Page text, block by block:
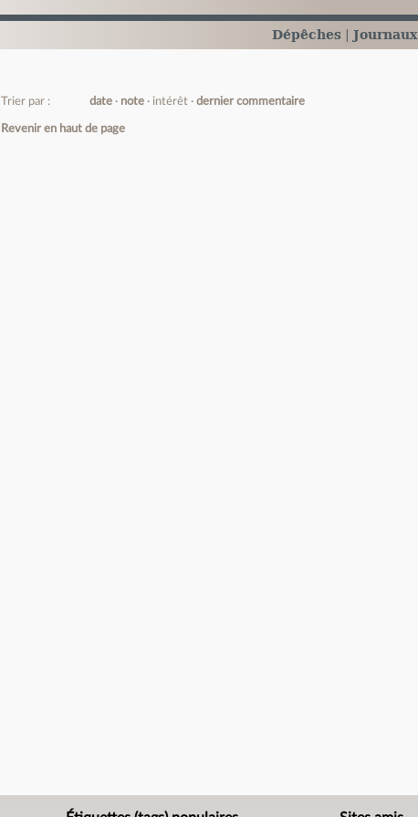
Dépêches Journaux
Trier par : date note intérêt dernier commentaire
Revenir en haut de page